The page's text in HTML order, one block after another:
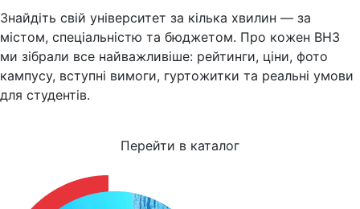
Знайдіть свій університет за кілька хвилин — за
містом, спеціальністю та бюджетом. Про кожен ВНЗ
ми зібрали все найважливіше: рейтинги, ціни, фото
кампусу, вступні вимоги, гуртожитки та реальні умови
для студентів.
Перейти в каталог